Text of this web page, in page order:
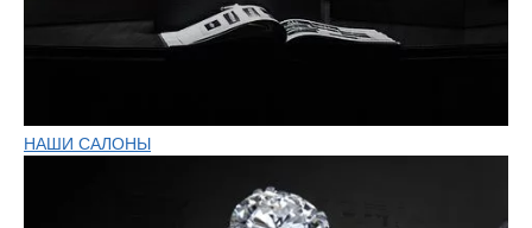
НАШИ САЛОНЫ